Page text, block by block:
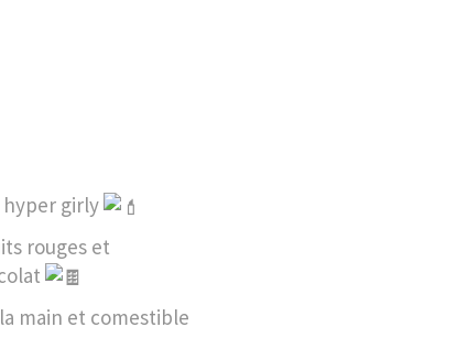
hyper girly
rouges et
main et comestible